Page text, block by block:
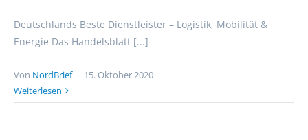
Deutschlands Beste Dienstleister – Logistik, Mobilität &
Energie Das Handelsblatt [...]
Von NordBrief | 15. Oktober 2020
Weiterlesen